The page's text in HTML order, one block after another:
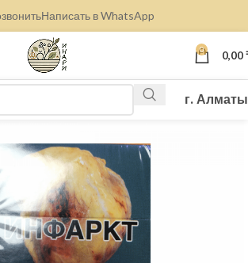
Написать в WhatsApp
0 0,00
г. Алматы